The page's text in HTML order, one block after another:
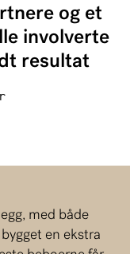
og et
involverte
resultat
med både
en ekstra